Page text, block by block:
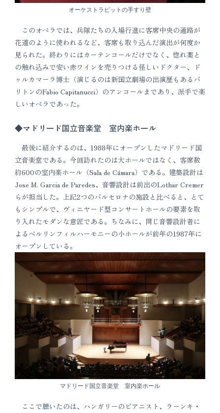
オーケストラピットの手すり壁
このオペラでは、兵隊たちの入場行進に客席中央の通路が
花道のように使われるなど、客席も取り込んだ演出が何度か
見られた。終わりにはカーテンコールだけでなく、惚れ薬と
の触れ込みで安い赤ワインを売りつける怪しいドクター、ド
ゥルカマーラ博士（演じるのは新国立劇場の出演歴もあるバ
リトンのFabio Capitanucci）のアンコールまであり、派手で楽
しいオペラであった。
◆マドリード国立音楽堂 室内楽ホール
最後に紹介するのは、1988年にオープンしたマドリード国
立音楽堂である。今回訪れたのは大ホールではなく、客席数
約600の室内楽ホール（Sala de Cámara）である。建築設計は
Jose M. Garcia de Paredes、音響設計は前出のLothar Cremer
らが担当した。上記2つのバルセロナの施設と比べると、とて
もシンプルで、ヴィニヤード型コンサートホールの要素を取
り入れたモダンな意匠である。ちなみに、同じ音響設計者に
よるベルリンフィルハーモニーの小ホールが前年の1987年に
オープンしている。
マドリード国立音楽堂 室内楽ホール
ここで聴いたのは、ハンガリーのピアニスト、ラーンキ・